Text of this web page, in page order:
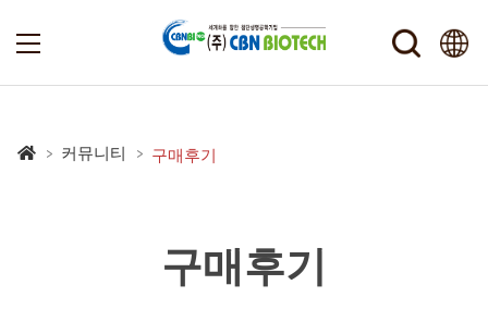
커뮤니티 구매후기
구매후기